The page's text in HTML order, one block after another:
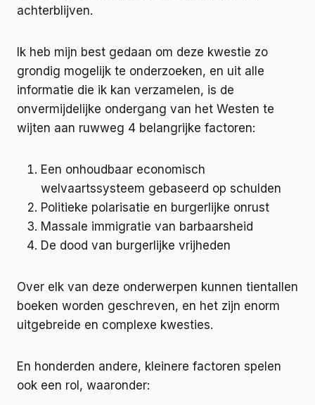
achterblijven.
Ik heb mijn best gedaan om deze kwestie zo
grondig mogelijk te onderzoeken, en uit alle
informatie die ik kan verzamelen, is de
onvermijdelijke ondergang van het Westen te
wijten aan ruwweg 4 belangrijke factoren:
Een onhoudbaar economisch
welvaartssysteem gebaseerd op schulden
Politieke polarisatie en burgerlijke onrust
Massale immigratie van barbaarsheid
De dood van burgerlijke vrijheden
Over elk van deze onderwerpen kunnen tientallen
boeken worden geschreven, en het zijn enorm
uitgebreide en complexe kwesties.
En honderden andere, kleinere factoren spelen
ook een rol, waaronder: